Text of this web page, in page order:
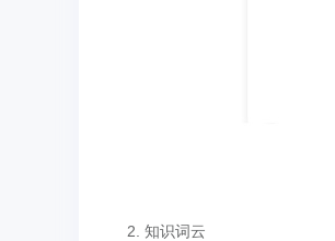
2. 知识词云